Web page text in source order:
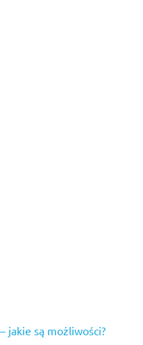
jakie są możliwości?